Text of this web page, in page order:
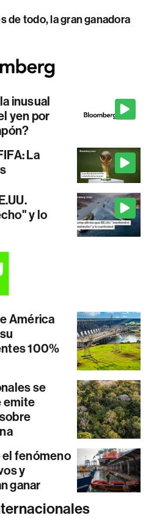
de todo, la gran ganadora
inusual
yen por
La
y lo
América
100%
se
emite
fenómeno
y
ganar